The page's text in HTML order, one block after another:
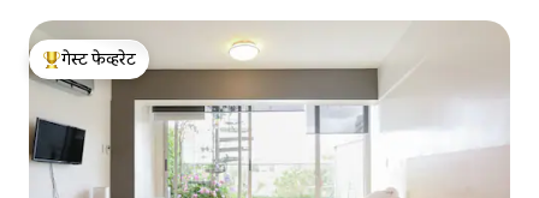
टॉप गेस्ट फेव्हरेट
गेस्ट फेव्हरेट